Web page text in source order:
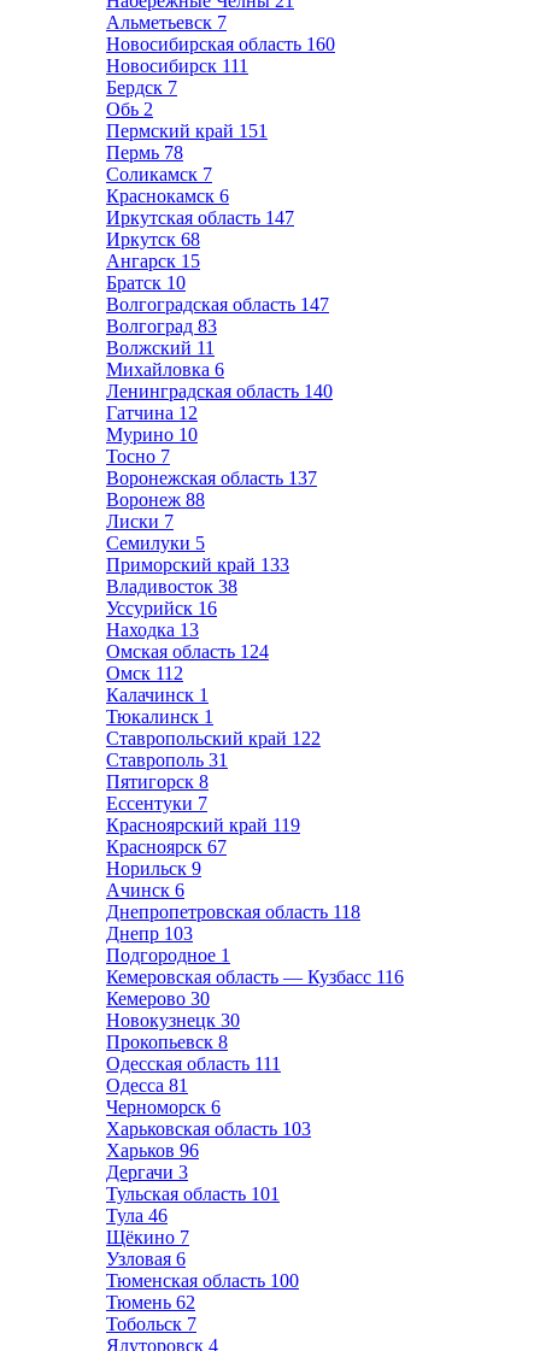
Альметьевск 7
Новосибирская область 160
Новосибирск 111
Бердск 7
Обь 2
Пермский край 151
Пермь 78
Соликамск 7
Краснокамск 6
Иркутская область 147
Иркутск 68
Ангарск 15
Братск 10
Волгоградская область 147
Волгоград 83
Волжский 11
Михайловка 6
Ленинградская область 140
Гатчина 12
Мурино 10
Тосно 7
Воронежская область 137
Воронеж 88
Лиски 7
Семилуки 5
Приморский край 133
Владивосток 38
Уссурийск 16
Находка 13
Омская область 124
Омск 112
Калачинск 1
Тюкалинск 1
Ставропольский край 122
Ставрополь 31
Пятигорск 8
Ессентуки 7
Красноярский край 119
Красноярск 67
Норильск 9
Ачинск 6
Днепропетровская область 118
Днепр 103
Подгородное 1
Кемеровская область — Кузбасс 116
Кемерово 30
Новокузнецк 30
Прокопьевск 8
Одесская область 111
Одесса 81
Черноморск 6
Харьковская область 103
Харьков 96
Дергачи 3
Тульская область 101
Тула 46
Щёкино 7
Узловая 6
Тюменская область 100
Тюмень 62
Тобольск 7
Ялуторовск 4